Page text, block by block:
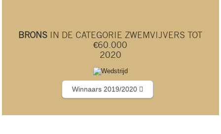
BRONS IN DE CATEGORIE ZWEMVIJVERS TOT
€60.000
2020
Winnaars 2019/2020